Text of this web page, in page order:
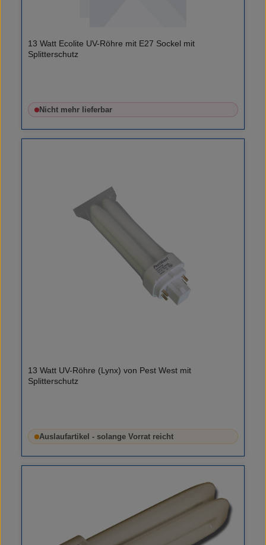
13 Watt Ecolite UV-Röhre mit E27 Sockel mit
Splitterschutz
Nicht mehr lieferbar
13 Watt UV-Röhre (Lynx) von Pest West mit
Splitterschutz
Auslaufartikel - solange Vorrat reicht